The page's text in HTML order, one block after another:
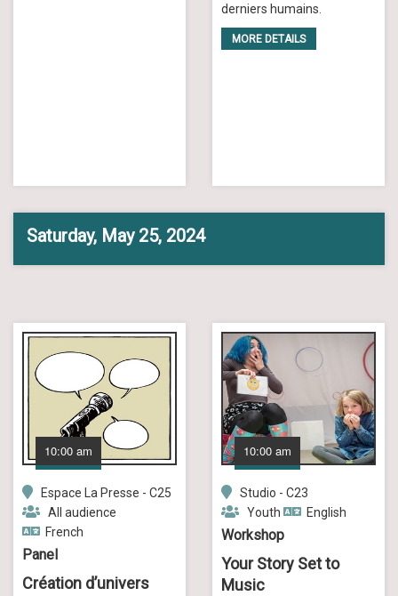
derniers humains.
MORE DETAILS
Saturday, May 25, 2024
10:00 am
Espace La Presse - C25
All audience
French
Panel
Création d’univers
10:00 am
Studio - C23
Youth
English
Workshop
Your Story Set to
Music